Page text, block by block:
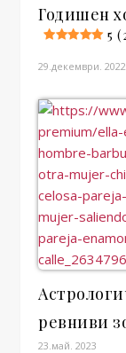
Годишен
5
29.декември. 2022
ревниви
23.май. 2023